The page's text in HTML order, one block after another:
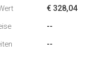
€ 328,04
--
--